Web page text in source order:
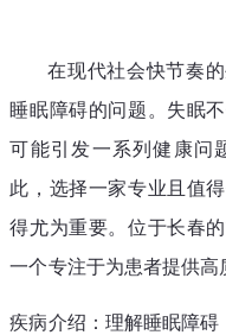
在现代社会快节奏
睡眠障碍的问题。失眠
可能引发一系列健康问
此，选择一家专业且值
得尤为重要。位于长春
一个专注于为患者提供高
疾病介绍：理解睡眠障碍